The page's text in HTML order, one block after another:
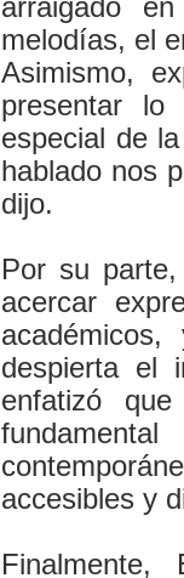
arraigado
melodías, el
Asimismo,
presentar lo
especial de
hablado nos
dijo.
Por su
acercar
despierta el
enfatizó
accesibles y
Finalmente,